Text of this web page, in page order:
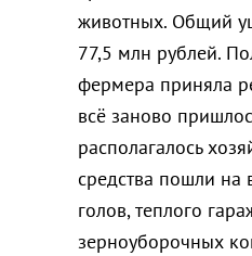
животных. Общий
77,5 млн рублей.
фермера приняла
всё заново
располагалось
средства пошли на
голов, теплого
зерноуборочных